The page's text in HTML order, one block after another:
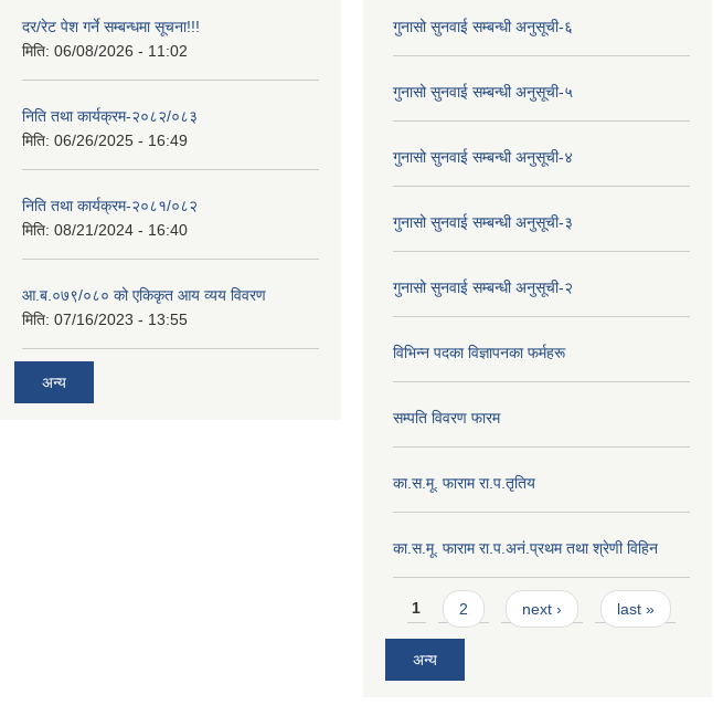
दर/रेट पेश गर्ने सम्बन्धमा सूचना!!!
मिति: 06/08/2026 - 11:02
निति तथा कार्यक्रम-२०८२/०८३
मिति: 06/26/2025 - 16:49
निति तथा कार्यक्रम-२०८१/०८२
मिति: 08/21/2024 - 16:40
आ.ब.०७९/०८० को एकिकृत आय व्यय विवरण
मिति: 07/16/2023 - 13:55
अन्य
गुनासो सुनवाई सम्बन्धी अनुसूची-६
गुनासो सुनवाई सम्बन्धी अनुसूची-५
गुनासो सुनवाई सम्बन्धी अनुसूची-४
गुनासो सुनवाई सम्बन्धी अनुसूची-३
गुनासो सुनवाई सम्बन्धी अनुसूची-२
विभिन्न पदका विज्ञापनका फर्महरू
सम्पति विवरण फारम
का.स.मू. फाराम रा.प.तृतिय
का.स.मू. फाराम रा.प.अनं.प्रथम तथा श्रेणी विहिन
Pages
1 2 next › last »
अन्य